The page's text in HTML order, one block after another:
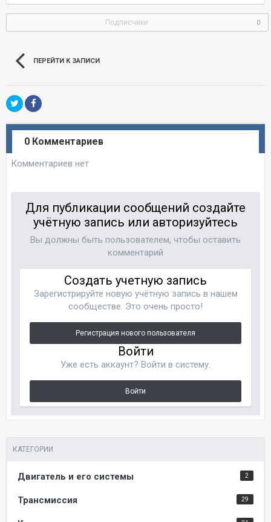
Подписчики 0
ПЕРЕЙТИ К ЗАПИСИ
0 Комментариев
Комментариев нет
Для публикации сообщений создайте
учётную запись или авторизуйтесь
Вы должны быть пользователем, чтобы оставить
комментарий
Создать учетную запись
Зарегистрируйте новую учётную запись в нашем
сообществе. Это очень просто!
Регистрация нового пользователя
Войти
Уже есть аккаунт? Войти в систему.
Войти
КАТЕГОРИИ
2
Двигатель и его системы
29
Трансмиссия